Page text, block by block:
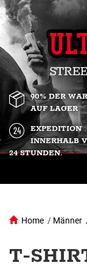
90% DER
AUF LAGER
EXPEDITION
INNERHALB
24 STUNDEN.
Home / Männer
T-